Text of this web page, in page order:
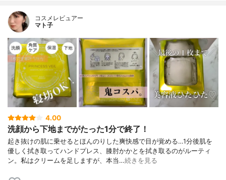
コスメレビュアー
マト子
4.00
洗顔から下地までがたった1分で終了！
起き抜けの肌に乗せるとほんのりした爽快感で目が覚める…1分後肌を
優しく拭き取ってハンドプレス、膝肘かかとを拭き取るのがルーティ
ン。私はクリームを足しますが、本当…続きを見る